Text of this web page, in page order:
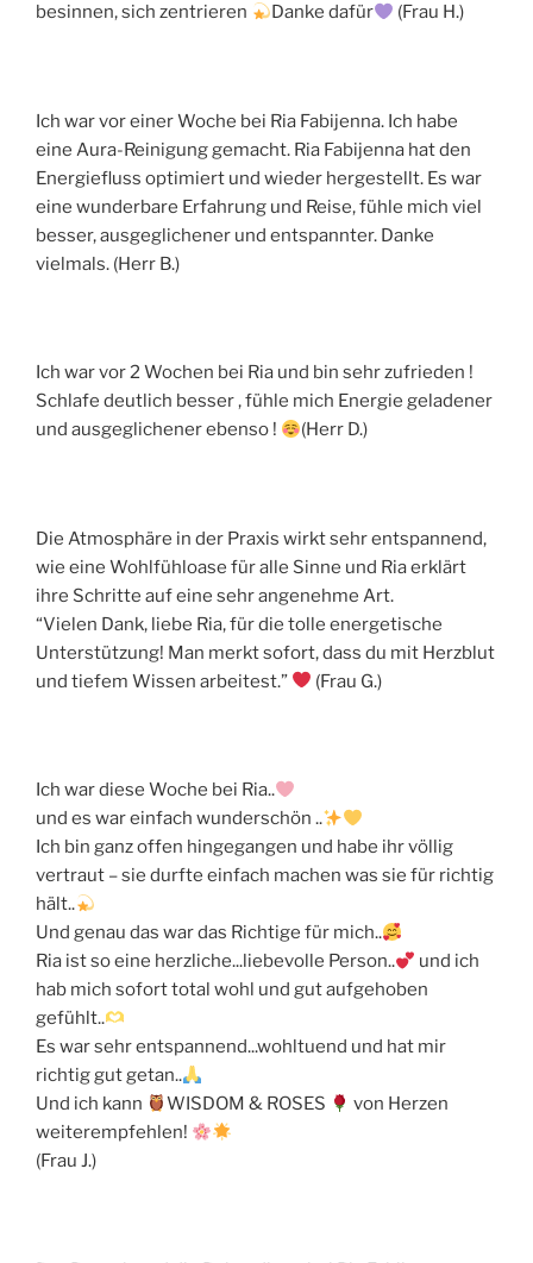
besinnen, sich zentrieren
Danke dafür (Frau H.)
Ich war vor einer Woche bei Ria Fabijenna. Ich habe
eine Aura-Reinigung gemacht. Ria Fabijenna hat den
Energiefluss optimiert und wieder hergestellt. Es war
eine wunderbare Erfahrung und Reise, fühle mich viel
besser, ausgeglichener und entspannter. Danke
vielmals. (Herr B.)
Ich war vor 2 Wochen bei Ria und bin sehr zufrieden !
Schlafe deutlich besser , fühle mich Energie geladener
und ausgeglichener ebenso !
(Herr D.)
Die Atmosphäre in der Praxis wirkt sehr entspannend,
wie eine Wohlfühloase für alle Sinne und Ria erklärt
ihre Schritte auf eine sehr angenehme Art.
“Vielen Dank, liebe Ria, für die tolle energetische
Unterstützung! Man merkt sofort, dass du mit Herzblut
und tiefem Wissen arbeitest.”
(Frau G.)
Ich war diese Woche bei Ria..
und es war einfach wunderschön ..
Ich bin ganz offen hingegangen und habe ihr völlig
vertraut – sie durfte einfach machen was sie für richtig
hält..
Und genau das war das Richtige für mich..
Ria ist so eine herzliche...liebevolle Person..
und ich
hab mich sofort total wohl und gut aufgehoben
gefühlt..
Es war sehr entspannend...wohltuend und hat mir
richtig gut getan..
Und ich kann
WISDOM & ROSES
von Herzen
weiterempfehlen!
(Frau J.)